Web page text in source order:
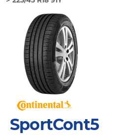
SportCont5